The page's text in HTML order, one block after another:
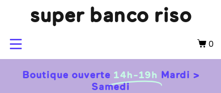
super banco riso
0
Boutique ouverte 14h-19h Mardi >
Samedi